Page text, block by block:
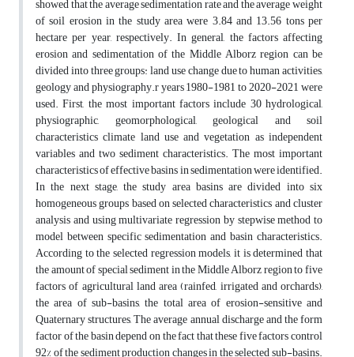
showed that the average sedimentation rate and the average weight
of soil erosion in the study area were 3.84 and 13.56 tons per
hectare per year, respectively. In general, the factors affecting
erosion and sedimentation of the Middle Alborz region can be
divided into three groups: land use change due to human activities,
geology and physiography.r years 1980-1981 to 2020-2021 were
used. First, the most important factors include 30 hydrological,
physiographic, geomorphological, geological and soil
characteristics climate land use and vegetation as independent
variables and two sediment characteristics. The most important
characteristics of effective basins in sedimentation were identified.
In the next stage, the study area basins are divided into six
homogeneous groups based on selected characteristics and cluster
analysis and using multivariate regression by stepwise method to
model between specific sedimentation and basin characteristics.
According to the selected regression models, it is determined that
the amount of special sediment in the Middle Alborz region to five
factors of agricultural land area (rainfed, irrigated and orchards),
the area of sub-basins, the total area of erosion-sensitive and
Quaternary structures, The average annual discharge and the form
factor of the basin depend on the fact that these five factors control